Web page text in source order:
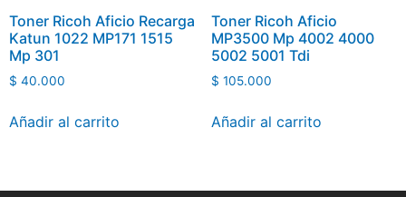
Toner Ricoh Aficio Recarga
Katun 1022 MP171 1515
Mp 301
$ 40.000
Añadir al carrito
Toner Ricoh Aficio
MP3500 Mp 4002 4000
5002 5001 Tdi
$ 105.000
Añadir al carrito